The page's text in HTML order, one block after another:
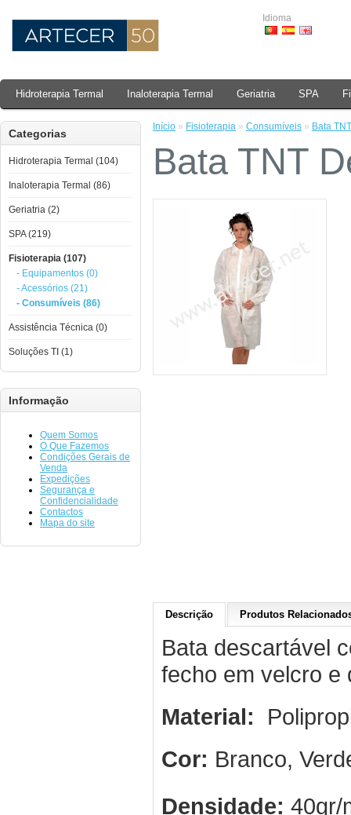
Idioma
Hidroterapia Termal Inaloterapia Termal Geriatria SPA
Categorias
Hidroterapia Termal (104)
Inaloterapia Termal (86)
Geriatria (2)
SPA (219)
Fisioterapia (107)
- Equipamentos (0)
- Acessórios (21)
- Consumíveis (86)
Assistência Técnica (0)
Soluções TI (1)
Informação
Quem Somos
O Que Fazemos
Condições Gerais de
Venda
Expedições
Segurança e
Confidencialidade
Contactos
Mapa do site
Início » Fisioterapia » Consumíveis » Bata
Bata TNT
Descrição Produtos
Bata descartável
fecho em velcro e
Material:
Cor: Branco,
Densidade: 40gr/